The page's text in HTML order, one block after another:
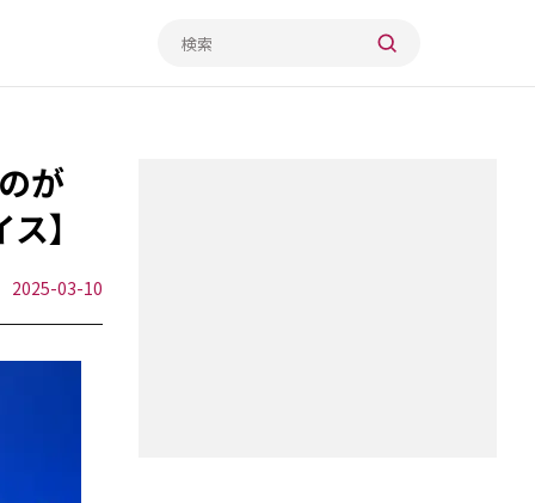
が
】
2025-03-10